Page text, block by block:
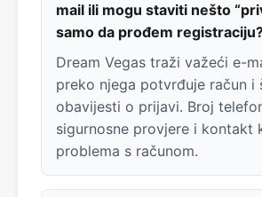
mail ili mogu staviti nešto
samo da prođem
Dream Vegas traži važeći e-
preko njega potvrđuje račun i
obavijesti o prijavi. Broj
sigurnosne provjere i kontakt
problema s računom.